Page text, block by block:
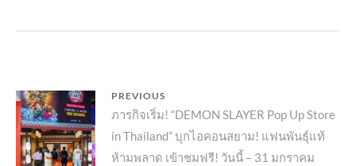
แนะแนว
เรื่อง
PREVIOUS
Previous
post:
ภารกิจเริ่ม! “DEMON SLAYER Pop Up Store
in Thailand” บุกไอคอนสยาม! แฟนพันธุ์แท้
ห้ามพลาด เข้าชมฟรี! วันนี้ – 31 มกราคม